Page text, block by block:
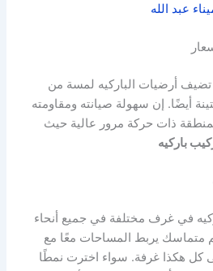
عبد الله
أرضيات الباركيه لمسة من
أيضًا. إن سهولة صيانته ومقاومته
لمنطقة ذات حركة مرور عالية حيث
باركيه
في غرف مختلفة في جميع أنحاء
متماسك يربط المساحات معًا مع
كل هكذا غرفة. سواء اخترت نمطًا